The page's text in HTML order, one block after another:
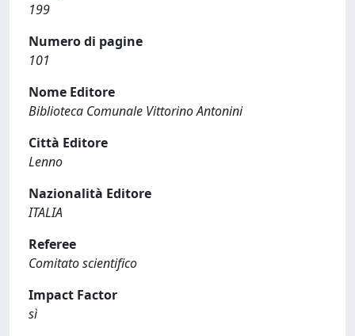
199
Numero di pagine
101
Nome Editore
Biblioteca Comunale Vittorino Antonini
Città Editore
Lenno
Nazionalità Editore
ITALIA
Referee
Comitato scientifico
Impact Factor
sì